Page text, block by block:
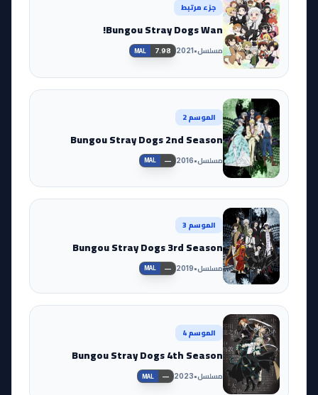
جزء مرتبط
Bungou Stray Dogs Wan!
مسلسل•
2021
MAL 7.98
الموسم 2
Bungou Stray Dogs 2nd Season
مسلسل•
2016
MAL —
الموسم 3
Bungou Stray Dogs 3rd Season
مسلسل•
2019
MAL —
الموسم 4
Bungou Stray Dogs 4th Season
مسلسل•
2023
MAL —